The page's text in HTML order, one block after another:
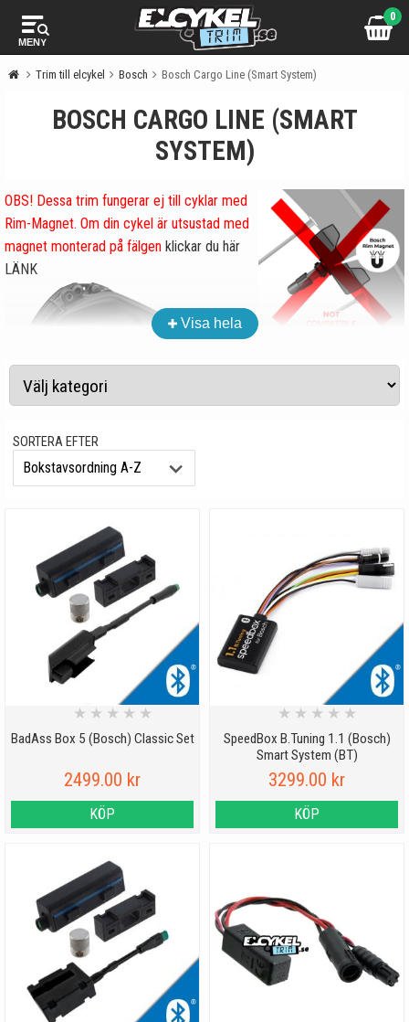
MENY
0
Trim till elcykel Bosch Bosch Cargo Line (Smart System)
BOSCH CARGO LINE (SMART
SYSTEM)
OBS! Dessa trim fungerar ej till cyklar med
Rim-Magnet. Om din cykel är utsustad med
magnet monterad på fälgen klickar du här
LÄNK
Motorn
Bosch
Cargo Line Smart System
kraftig, effektiv och stark motor
TRIM TILL BOSCH CARGO LINE (SMART
SYSTEM) GEN.4
Trimmen till Bosch Cargo Line Smart System tar bort spärren för
motorassistans vid 25 km/h och gör så motorn hjälper till så länge du
hinner med att trampa.
(OBS! Dessa trim passar inte till Cargo Line (eBike System 2)
MY2021-2023)
Visa hela
SORTERA EFTER
BadAss Box 5 (Bosch) Classic Set
★ ★ ★ ★ ★
2499.00 kr
KÖP
SpeedBox B.Tuning 1.1 (Bosch)
Smart System (BT)
★ ★ ★ ★ ★
3299.00 kr
KÖP